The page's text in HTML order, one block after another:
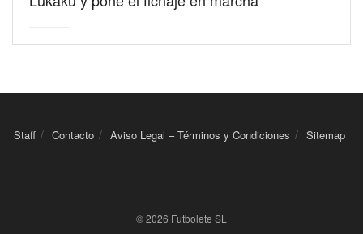
Staff Contacto Aviso Legal – Términos y Condiciones Sitemap
© 2026 Futbolete SL